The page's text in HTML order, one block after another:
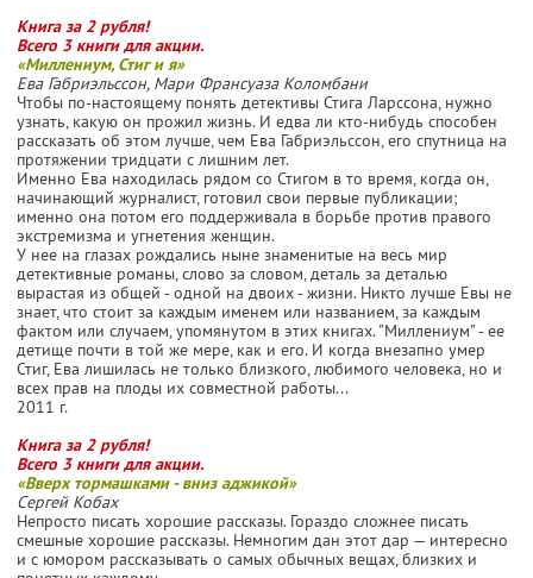
Книга за 2 рубля!
Всего 3 книги для акции.
«Миллениум, Стиг и я»
Ева Габриэльссон, Мари Франсуаза Коломбани
Чтобы по-настоящему понять детективы Стига Ларссона, нужно
узнать, какую он прожил жизнь. И едва ли кто-нибудь способен
рассказать об этом лучше, чем Ева Габриэльссон, его спутница на
протяжении тридцати с лишним лет.
Именно Ева находилась рядом со Стигом в то время, когда он,
начинающий журналист, готовил свои первые публикации;
именно она потом его поддерживала в борьбе против правого
экстремизма и угнетения женщин.
У нее на глазах рождались ныне знаменитые на весь мир
детективные романы, слово за словом, деталь за деталью
вырастая из общей - одной на двоих - жизни. Никто лучше Евы не
знает, что стоит за каждым именем или названием, за каждым
фактом или случаем, упомянутом в этих книгах. "Миллениум" - ее
детище почти в той же мере, как и его. И когда внезапно умер
Стиг, Ева лишилась не только близкого, любимого человека, но и
всех прав на плоды их совместной работы...
2011 г.
Книга за 2 рубля!
Всего 3 книги для акции.
«Вверх тормашками - вниз аджикой»
Сергей Кобах
Непросто писать хорошие рассказы. Гораздо сложнее писать
смешные хорошие рассказы. Немногим дан этот дар — интересно
и с юмором рассказывать о самых обычных вещах, близких и